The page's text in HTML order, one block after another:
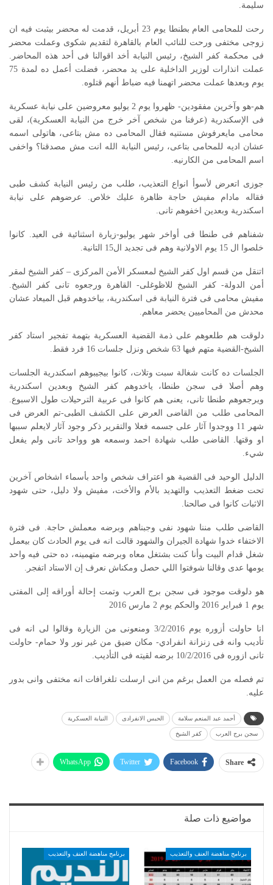
سليمة.
رحت للمحامى العام بطنطا يوم 23 أبريل، قدمت له محضر بيثبت فيه ان
زوجى مختفى ورحت للنائب العام بالقاهرة لتقديم شكوى وعملت محضر
فى محكمة كفر الشيخ، رئيس النيابة أخد اقوالنا فى أحد هذه المحاضر.
عملت انذارات لوزير الداخلية على يد محضر، فضلت أعمل ده لمدة 75
يوم وبعدها عملت محضر اتهمنا فيه ضباط أنهم قتلوه.
هم-هو وآخرين مفقودين- ظهروا يوم 2 يوليو معروضين على نيابة عسكرية
فى الإسكندرية (عرفنا من شخص آخر خرج من النيابة العسكرية)، لقى
محامى مايعرفوش مستنيه فقال المحامى ده مش بتاعى، هاتولى اسمه
عشان اديه للمحامى بتاعى، رئيس النيابة الله انت مش مصدقنا؟ واخفى
اسم المحامى من الكارنيه.
جوزى اتعرض لأسوأ انواع التعذيب، طلب من رئيس النيابة كشف طبى
فقاله مادام مفيش حاجة ظاهرة عليك خلاص. عرضوهم على نيابة
اسكندرية وبعدين اخفوهم تانى.
شفناهم فى طنطا فى أواخر شهر يوليو-زيارة اسثنائية فى العيد. كانوا
خلصوا ال 15 يوم الاولانية وهم فى تجديد ال15 التانية.
اتنقل من قسم اول كفر الشيخ لمعسكر الأمن المركزى – كفر الشيخ لمقر
أمن الدولة- كفر الشيخ للاظوغلى- القاهرة ورجعوه تانى كفر الشيخ.
مفيش محامى فى فترة النيابة فى اسكندرية، بياخدوهم قبل الميعاد عشان
محدش من المحاميين يحضر معاهم.
دلوقت هم طلعوهم على ذمة القضية العسكرية بتهمة تفجير استاد كفر
الشيخ-القضية متهم فيها 63 شخص ونزل جلسات 16 فرد فقط.
الجلسات ده كانت شغالة سبت وتلات، كانوا بيجيبوهم اسكندرية الجلسات
وهم أصلا فى سجن طنطا، ياخدوهم كفر الشيخ وبعدين اسكندرية
ويرجعوهم طنطا تانى، يعنى هم كانوا فى عربية الترحيلات طول الاسبوع.
المحامى طلب من القاضى العرض على الكشف الطبى-تم العرض فى
شهر 11 ووجدوا آثار على جسمه فعلا والتقرير ذكر وجود آثار لايعلم سببها
او وقتها. القاضى طلب شهادة احمد وسمعه هو وواحد تانى ولم يفعل
شيء.
الدليل الوحيد فى القضية هو اعتراف شخص واحد بأسماء اشخاص آخرين
تحت ضغط التعذيب والتهديد بالأم والأخت، مفيش ولا دليل، حتى شهود
الاثبات كانوا فى صالحنا.
القاضى طلب مننا شهود نفى وجبناهم وبرضه معملش حاجة. فى فترة
الاختفاء خدوا شهادة الجيران والشهود قالت انه فى يوم الحادث كان بيعمل
شغل قدام البيت وأنا كنت بشتغل معاه وبرضه متهمينه، ده حتى فيه واحد
يومها عدى وقالنا شوفتوا اللي حصل ومكناش نعرف إن الاستاد اتفجر.
هو دلوقت موجود فى سجن برج العرب وتمت إحالة أوراقه إلى المفتى
يوم 1 فبراير 2016 والحكم يوم 2 مارس 2016
انا حاولت أزوره يوم 3/2/2016 ومنعونى من الزيارة وقالوا لى انه فى
تأديب وانه فى زنزانة انفرادي- مكان ضيق من غير نور ولا حمام- حاولت
تانى ازوره فى 10/2/2016 برضه لقيته فى التأديب.
تم فصله من العمل برغم من انى ارسلت تلغرافات انه مختفى وانى بدور
عليه.
أحمد عبد المنعم سلامة الحبس الانفرادى النيابة العسكرية
سجن برج العرب كفر الشيخ
Share
Facebook
Twitter
WhatsApp
مواضيع ذات صلة
برنامج مناهضة العنف والتعذيب برنامج مناهضة العنف والتعذيب